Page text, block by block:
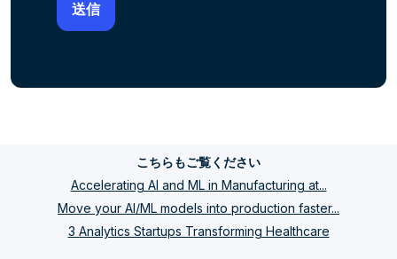
こちらもご覧ください
Accelerating AI and ML in Manufacturing at...
Move your AI/ML models into production faster...
3 Analytics Startups Transforming Healthcare